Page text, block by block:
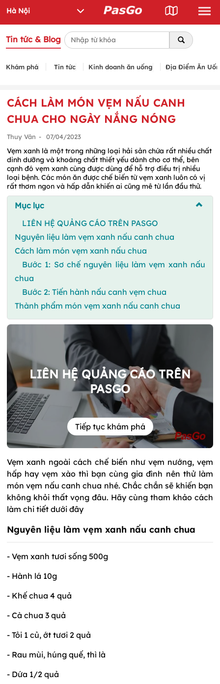
Tin tức & Blog
Khám phá Tin tức Kinh doanh ăn uống Địa Điểm Ăn
CÁCH LÀM MÓN VẸM NẤU CANH
CHUA CHO NGÀY NẮNG NÓNG
Thuy Vân - 07/04/2023
Vẹm xanh là một trong những loại hải sản chứa rất nhiều chất
dinh dưỡng và khoáng chất thiết yếu dành cho cơ thể, bên
cạnh đó vẹm xanh cùng được dùng để hỗ trợ điều trị nhiều
loại bệnh. Các món ăn được chế biến từ vẹm xanh luôn có vị
rất thơm ngon và hấp dẫn khiến ai cũng mê từ lần đầu thử.
Mục lục
LIÊN HỆ QUẢNG CÁO TRÊN PASGO
Nguyên liệu làm vẹm xanh nấu canh chua
Cách làm món vẹm xanh nấu chua
Bước 1: Sơ chế nguyên liệu làm vẹm xanh nấu
chua
Bước 2: Tiến hành nấu canh vẹm chua
Thành phẩm món vẹm xanh nấu canh chua
LIÊN HỆ QUẢNG CÁO TRÊN
PASGO
Tiếp tục khám phá
Vẹm xanh ngoài cách chế biến như vẹm nướng, vẹm
hấp hay vẹm xào thì bạn cùng gia đình nên thử làm
món vẹm nấu canh chua nhé. Chắc chắn sẽ khiến bạn
không khỏi thất vọng đâu. Hãy cùng tham khảo cách
làm chi tiết dưới đây
Nguyên liệu làm vẹm xanh nấu canh chua
- Vẹm xanh tươi sống 500g
- Hành lá 10g
- Khế chua 4 quả
- Cà chua 3 quả
- Tỏi 1 củ, ớt tươi 2 quả
- Rau mùi, húng quế, thì là
- Dứa 1/2 quả